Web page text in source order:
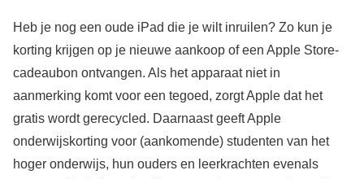
Heb je nog een oude iPad die je wilt inruilen? Zo kun je
korting krijgen op je nieuwe aankoop of een Apple Store-
cadeaubon ontvangen. Als het apparaat niet in
aanmerking komt voor een tegoed, zorgt Apple dat het
gratis wordt gerecycled. Daarnaast geeft Apple
onderwijskorting voor (aankomende) studenten van het
hoger onderwijs, hun ouders en leerkrachten evenals